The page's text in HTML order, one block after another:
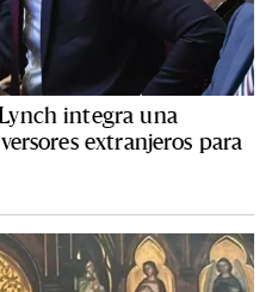
integra una
extranjeros para